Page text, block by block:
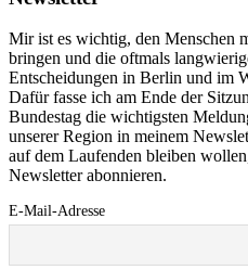
Mir ist es wichtig, den Menschen
bringen und die oftmals
Entscheidungen in Berlin und im
Dafür fasse ich am Ende der
Bundestag die wichtigsten
unserer Region in meinem
auf dem Laufenden bleiben
Newsletter abonnieren.
E-Mail-Adresse